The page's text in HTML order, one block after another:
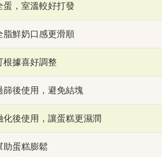
蛋，室溫較好打發
脂鮮奶口感更滑順
根據喜好調整
篩後使用，避免結塊
化後使用，讓蛋糕更濕潤
助蛋糕膨鬆